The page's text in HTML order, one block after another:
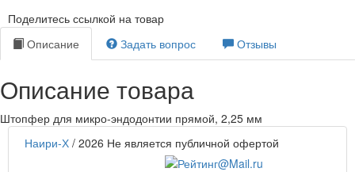
Поделитесь ссылкой на товар
Описание
Задать вопрос Отзывы
Описание товара
Штопфер для микро-эндодонтии прямой, 2,25 мм
Наири-Х / 2026 Не является публичной офертой